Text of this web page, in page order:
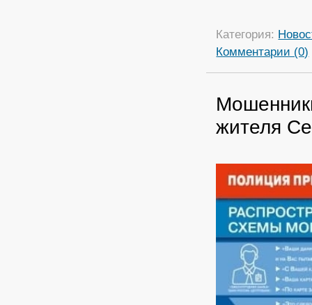
Категория:
Комментарии (0)
жителя